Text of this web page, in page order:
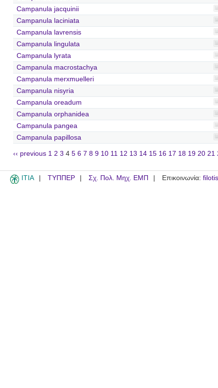
Campanula jacquinii
Campanula laciniata
Campanula lavrensis
Campanula lingulata
Campanula lyrata
Campanula macrostachya
Campanula merxmuelleri
Campanula nisyria
Campanula oreadum
Campanula orphanidea
Campanula pangea
Campanula papillosa
‹‹ previous 1 2 3 4 5 6 7 8 9 10 11 12 13 14 15 16 17 18 19 20 21
ITIA ΤΥΠΠΕΡ Σχ. Πολ. Μηχ. ΕΜΠ Επικοινωνία: